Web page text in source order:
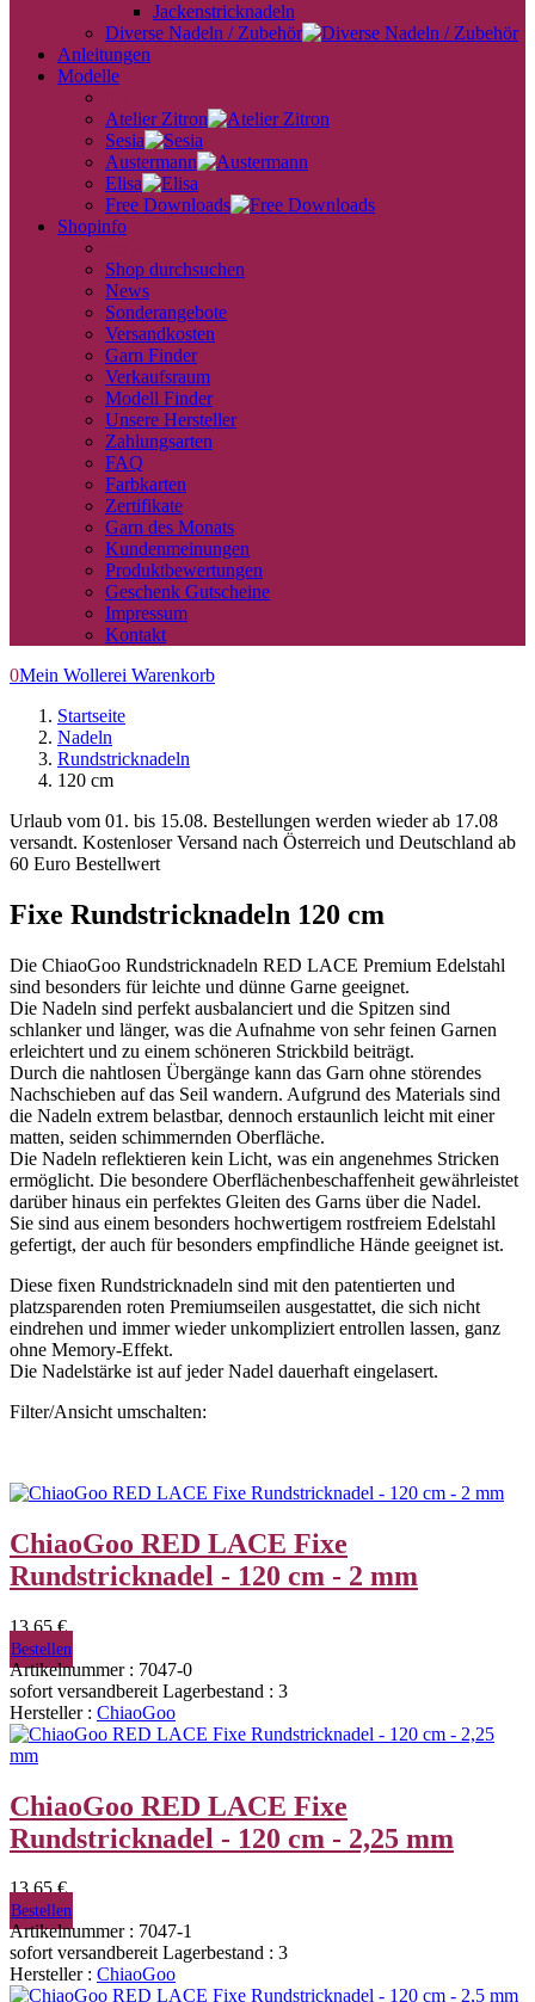
Jackenstricknadeln
Diverse Nadeln / Zubehör
Anleitungen
Modelle
Atelier Zitron
Sesia
Austermann
Elisa
Free Downloads
Shopinfo
Shop durchsuchen
News
Sonderangebote
Versandkosten
Garn Finder
Verkaufsraum
Modell Finder
Unsere Hersteller
Zahlungsarten
FAQ
Farbkarten
Zertifikate
Garn des Monats
Kundenmeinungen
Produktbewertungen
Geschenk Gutscheine
Impressum
Kontakt
0Mein Wollerei Warenkorb
Startseite
Nadeln
Rundstricknadeln
120 cm
Urlaub vom 01. bis 15.08. Bestellungen werden wieder ab 17.08
versandt. Kostenloser Versand nach Österreich und Deutschland ab
60 Euro Bestellwert
Fixe Rundstricknadeln 120 cm
Die ChiaoGoo Rundstricknadeln RED LACE Premium Edelstahl
sind besonders für leichte und dünne Garne geeignet.
Die Nadeln sind perfekt ausbalanciert und die Spitzen sind
schlanker und länger, was die Aufnahme von sehr feinen Garnen
erleichtert und zu einem schöneren Strickbild beiträgt.
Durch die nahtlosen Übergänge kann das Garn ohne störendes
Nachschieben auf das Seil wandern. Aufgrund des Materials sind
die Nadeln extrem belastbar, dennoch erstaunlich leicht mit einer
matten, seiden schimmernden Oberfläche.
Die Nadeln reflektieren kein Licht, was ein angenehmes Stricken
ermöglicht. Die besondere Oberflächenbeschaffenheit gewährleistet
darüber hinaus ein perfektes Gleiten des Garns über die Nadel.
Sie sind aus einem besonders hochwertigem rostfreiem Edelstahl
gefertigt, der auch für besonders empfindliche Hände geeignet ist.
Diese fixen Rundstricknadeln sind mit den patentierten und
platzsparenden roten Premiumseilen ausgestattet, die sich nicht
eindrehen und immer wieder unkompliziert entrollen lassen, ganz
ohne Memory-Effekt.
Die Nadelstärke ist auf jeder Nadel dauerhaft eingelasert.
Filter/Ansicht umschalten:
ChiaoGoo RED LACE Fixe
Rundstricknadel - 120 cm - 2 mm
13,65 €
Bestellen
Artikelnummer : 7047-0
sofort versandbereit Lagerbestand : 3
Hersteller : ChiaoGoo
ChiaoGoo RED LACE Fixe
Rundstricknadel - 120 cm - 2,25 mm
13,65 €
Bestellen
Artikelnummer : 7047-1
sofort versandbereitLagerbestand : 3
Hersteller : ChiaoGoo